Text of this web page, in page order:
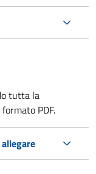
tutta la
PDF.